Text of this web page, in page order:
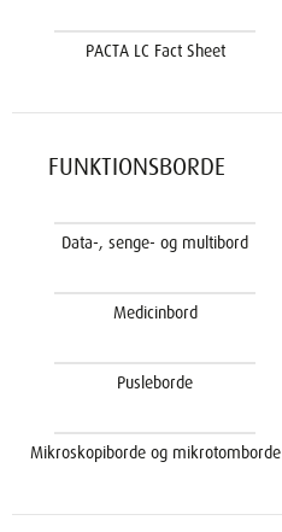
PACTA LC Fact Sheet
FUNKTIONSBORDE
Data-, senge- og multibord
Medicinbord
Pusleborde
Mikroskopiborde og mikrotomborde